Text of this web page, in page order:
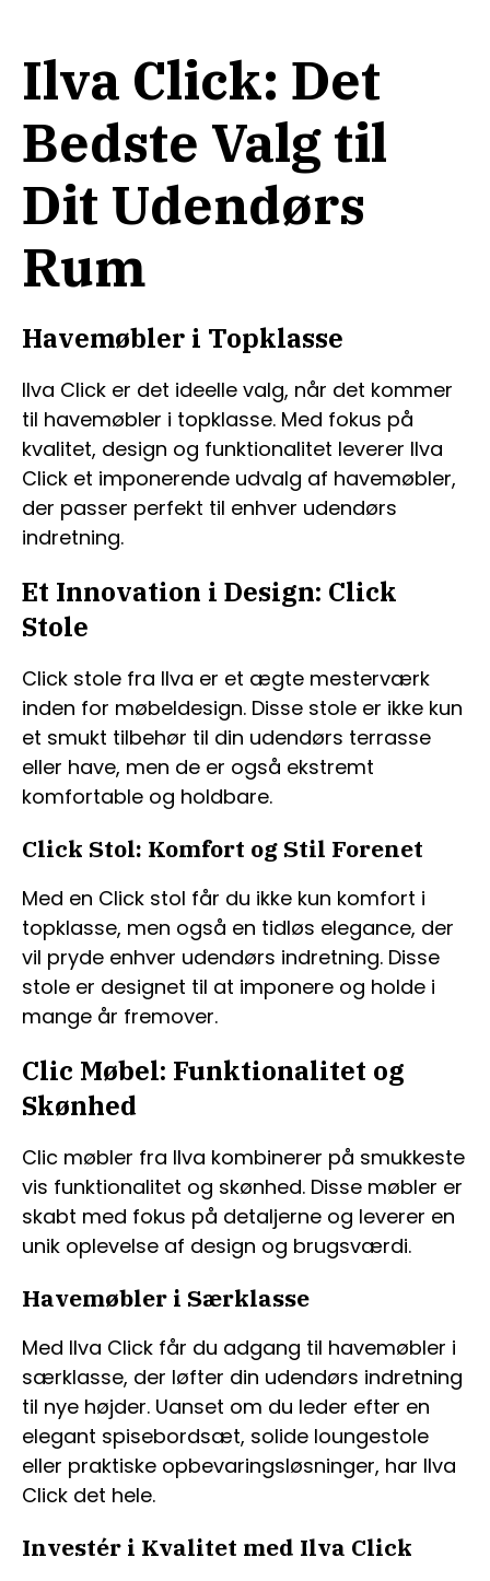
Ilva Click: Det
Bedste Valg til
Dit Udendørs
Rum
Havemøbler i Topklasse
Ilva Click er det ideelle valg, når det kommer
til havemøbler i topklasse. Med fokus på
kvalitet, design og funktionalitet leverer Ilva
Click et imponerende udvalg af havemøbler,
der passer perfekt til enhver udendørs
indretning.
Et Innovation i Design: Click
Stole
Click stole fra Ilva er et ægte mesterværk
inden for møbeldesign. Disse stole er ikke kun
et smukt tilbehør til din udendørs terrasse
eller have, men de er også ekstremt
komfortable og holdbare.
Click Stol: Komfort og Stil Forenet
Med en Click stol får du ikke kun komfort i
topklasse, men også en tidløs elegance, der
vil pryde enhver udendørs indretning. Disse
stole er designet til at imponere og holde i
mange år fremover.
Clic Møbel: Funktionalitet og
Skønhed
Clic møbler fra Ilva kombinerer på smukkeste
vis funktionalitet og skønhed. Disse møbler er
skabt med fokus på detaljerne og leverer en
unik oplevelse af design og brugsværdi.
Havemøbler i Særklasse
Med Ilva Click får du adgang til havemøbler i
særklasse, der løfter din udendørs indretning
til nye højder. Uanset om du leder efter en
elegant spisebordsæt, solide loungestole
eller praktiske opbevaringsløsninger, har Ilva
Click det hele.
Investér i Kvalitet med Ilva Click